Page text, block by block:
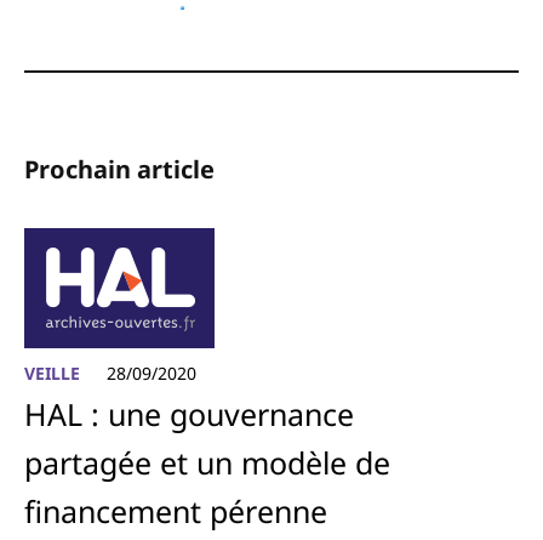
Prochain article
VEILLE 28/09/2020
HAL : une gouvernance
partagée et un modèle de
financement pérenne